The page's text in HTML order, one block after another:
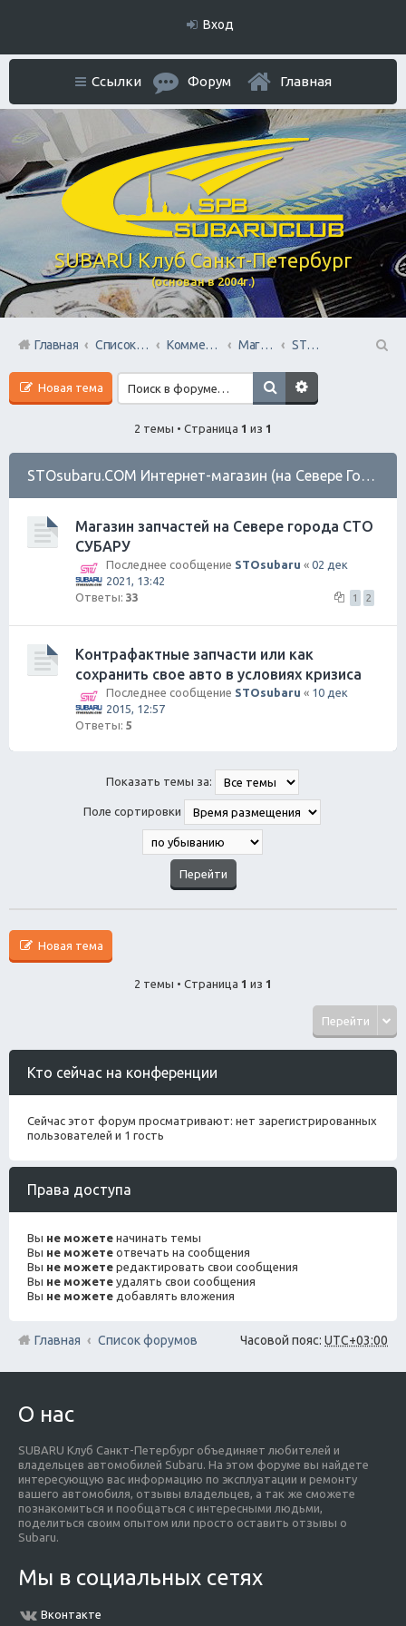
Вход
SUBARU Клуб Санкт-Петербург
(основан в 2004г.)
Ссылки Форум Главная
Главная Список форумов Коммерческий Отдел. Официальное расположение платной РЕКЛАМЫ. Магазины запчастей
STOsubaru.COM Интернет-магазин (на Севере Города)
Новая тема
2 темы • Страница 1 из 1
STOsubaru.COM Интернет-магазин (на Севере Города)
Магазин запчастей на Севере города СТО
СУБАРУ
Последнее сообщение STOsubaru « 02 дек
2021, 13:42
Ответы: 33 1 2
Контрафактные запчасти или как
сохранить свое авто в условиях кризиса
Последнее сообщение STOsubaru « 10 дек
2015, 12:57
Ответы: 5
Показать темы за:
Поле сортировки
Новая тема
2 темы • Страница 1 из 1
Перейти
Кто сейчас на конференции
Сейчас этот форум просматривают: нет зарегистрированных
пользователей и 1 гость
Права доступа
Вы не можете начинать темы
Вы не можете отвечать на сообщения
Вы не можете редактировать свои сообщения
Вы не можете удалять свои сообщения
Вы не можете добавлять вложения
Часовой пояс: UTC+03:00
Главная Список форумов
О нас
SUBARU Клуб Санкт-Петербург объединяет любителей и
владельцев автомобилей Subaru. На этом форуме вы найдете
интересующую вас информацию по эксплуатации и ремонту
вашего автомобиля, отзывы владельцев, а так же сможете
познакомиться и пообщаться с интересными людьми,
поделиться своим опытом или просто оставить отзывы о
Subaru.
Мы в социальных сетях
Вконтакте